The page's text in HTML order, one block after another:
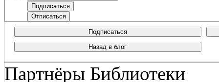
Подписаться
Назад в блог
Партнёры Библиотеки